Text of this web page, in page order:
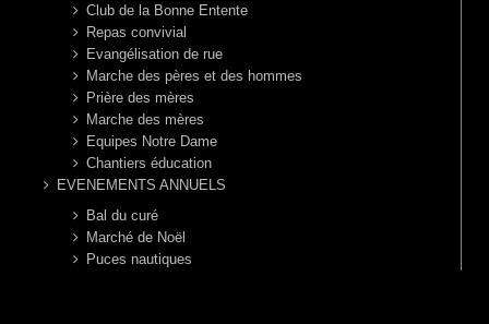
Club de la Bonne Entente
Repas convivial
Evangélisation de rue
Marche des pères et des hommes
Prière des mères
Marche des mères
Equipes Notre Dame
Chantiers éducation
EVENEMENTS ANNUELS
Bal du curé
Marché de Noël
Puces nautiques